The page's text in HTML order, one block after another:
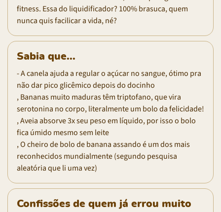
fitness. Essa do liquidificador? 100% brasuca, quem
nunca quis facilicar a vida, né?
Sabia que...
- A canela ajuda a regular o açúcar no sangue, ótimo pra
não dar pico glicêmico depois do docinho
, Bananas muito maduras têm triptofano, que vira
serotonina no corpo, literalmente um bolo da felicidade!
, Aveia absorve 3x seu peso em líquido, por isso o bolo
fica úmido mesmo sem leite
, O cheiro de bolo de banana assando é um dos mais
reconhecidos mundialmente (segundo pesquisa
aleatória que li uma vez)
Confissões de quem já errou muito